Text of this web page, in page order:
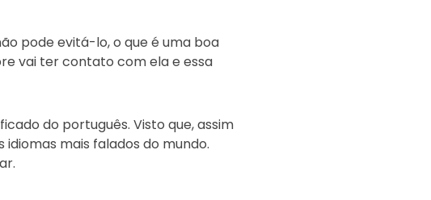
pode evitá-lo, o que é uma boa
vai ter contato com ela e essa
do português. Visto que, assim
mais falados do mundo.